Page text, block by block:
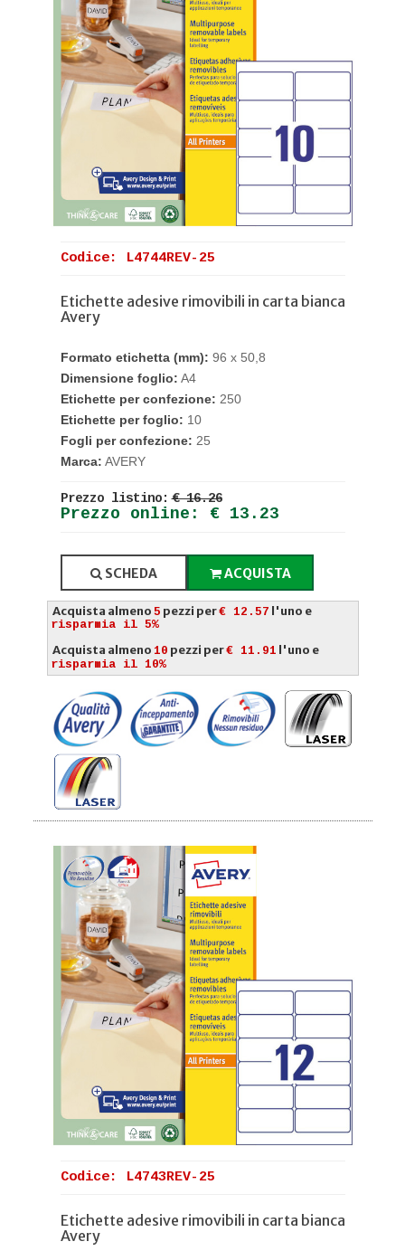
Codice: L4744REV-25
Etichette adesive rimovibili in carta bianca
Avery
Formato etichetta (mm): 96 x 50,8
Dimensione foglio: A4
Etichette per confezione: 250
Etichette per foglio: 10
Fogli per confezione: 25
Marca: AVERY
Prezzo listino: € 16.26
Prezzo online: € 13.23
SCHEDA ACQUISTA
Acquista almeno 5 pezzi per€ 12.57 l'uno e
risparmia il 5%
Acquista almeno 10 pezzi per€ 11.91 l'uno e
risparmia il 10%
Codice: L4743REV-25
Etichette adesive rimovibili in carta bianca
Avery